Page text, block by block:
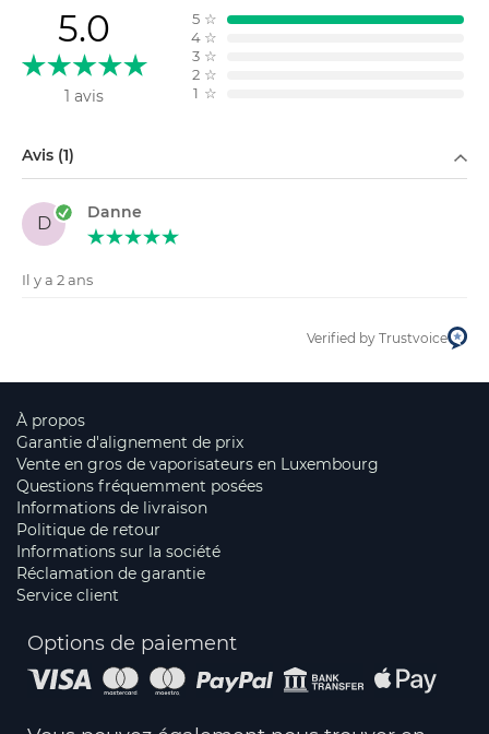
5.0
1 avis
5 ☆
4 ☆
3 ☆
2 ☆
1 ☆
Avis (1)
D
Danne
Il y a 2 ans
Verified by Trustvoice
À propos
Garantie d'alignement de prix
Vente en gros de vaporisateurs en Luxembourg
Questions fréquemment posées
Informations de livraison
Politique de retour
Informations sur la société
Réclamation de garantie
Service client
Options de paiement